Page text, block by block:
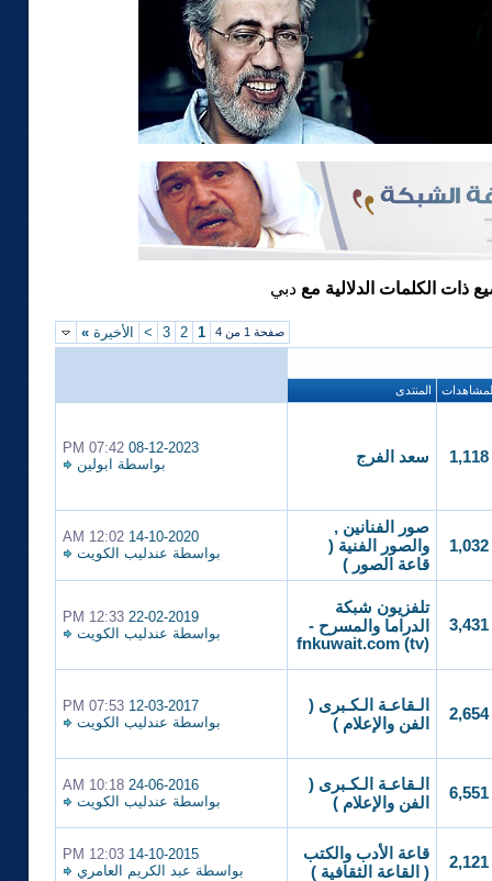
ذات الكلمات الدلالية معدبي
صفحة 1 من 4 1
2
3
> الأخيرة»
المنتدى
1,118 سعد الفرج
08-12-2023
07:42 PM
بواسطة ابولين
1,032
صور الفنانين ,
والصور الفنية (
قاعة الصور )
14-10-2020
12:02 AM
بواسطة عندليب الكويت
3,431
تلفزيون شبكة
الدراما والمسرح -
(fnkuwait.com (tv
22-02-2019
12:33 PM
بواسطة عندليب الكويت
2,654
الـقاعـة الـكـبرى (
الفن والإعلام )
12-03-2017
07:53 PM
بواسطة عندليب الكويت
6,551
الـقاعـة الـكـبرى (
الفن والإعلام )
24-06-2016
10:18 AM
بواسطة عندليب الكويت
2,121
قاعة الأدب والكتب
( القاعة الثقافية )
14-10-2015
12:03 PM
بواسطة عبد الكريم العامري